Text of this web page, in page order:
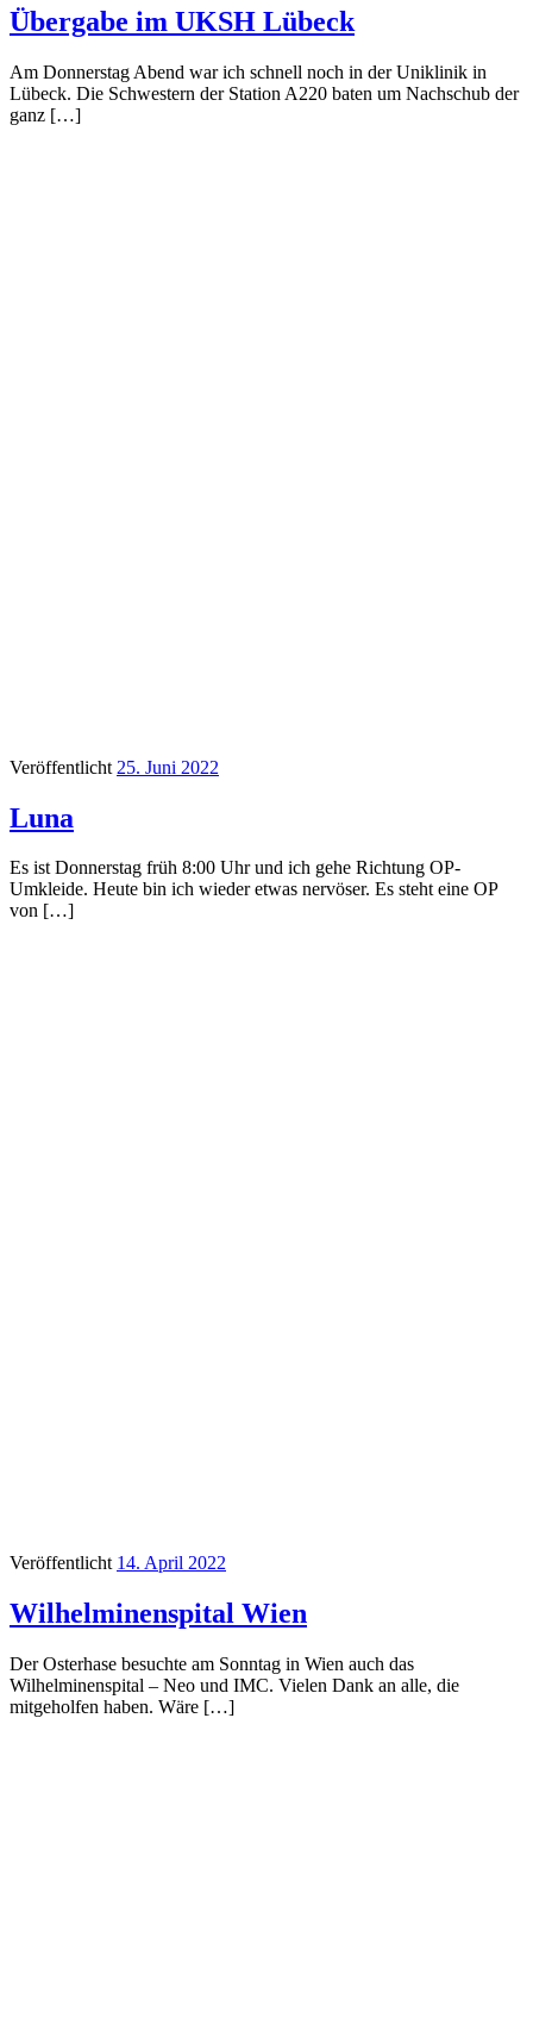
Übergabe im UKSH Lübeck
Am Donnerstag Abend war ich schnell noch in der Uniklinik in
Lübeck. Die Schwestern der Station A220 baten um Nachschub der
ganz […]
Veröffentlicht 25. Juni 2022
Luna
Es ist Donnerstag früh 8:00 Uhr und ich gehe Richtung OP-
Umkleide. Heute bin ich wieder etwas nervöser. Es steht eine OP
von […]
Veröffentlicht 14. April 2022
Wilhelminenspital Wien
Der Osterhase besuchte am Sonntag in Wien auch das
Wilhelminenspital – Neo und IMC. Vielen Dank an alle, die
mitgeholfen haben. Wäre […]